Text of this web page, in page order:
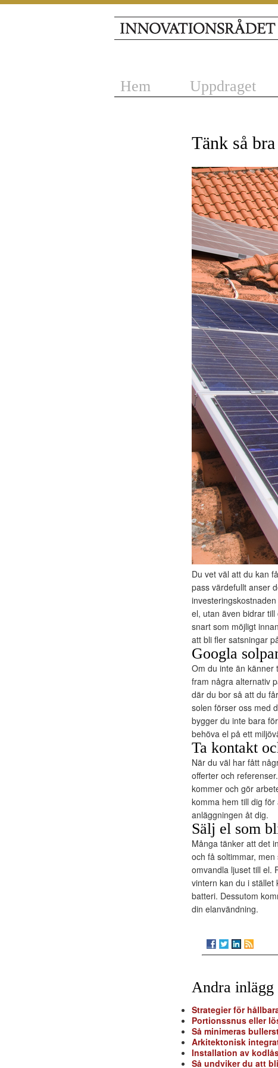
Hem Uppdraget
Tänk så
Du vet väl att du kan
pass värdefullt anser
el, utan även bidrar
snart som möjligt
att bli fler satsningar
Googla
Om du inte än känner
fram några alternativ
där du bor så att du
solen förser oss med
bygger du inte bara
behöva el på ett
Ta kontakt
När du väl har fått
offerter och
kommer och gör
komma hem till dig
anläggningen åt dig.
Sälj el som
Många tänker att det
och få soltimmar,
omvandla ljuset till el.
vintern kan du i stället
batteri. Dessutom
din elanvändning.
Andra inlägg
Strategier för
Portionssnus eller
Så minimeras
Arkitektonisk
Installation av
Så undviker du att